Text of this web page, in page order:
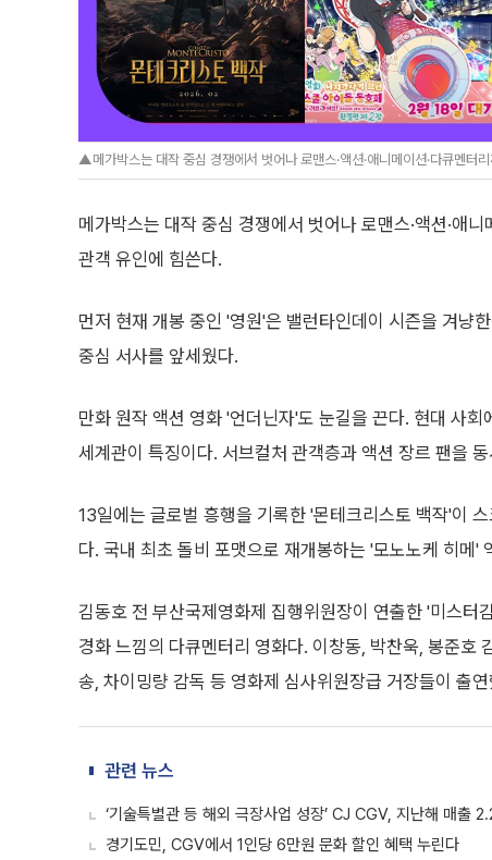
▲메가박스는 대작 중심 경쟁에서 벗어나 로맨스·액션·애니메이션·다큐멘
메가박스는 대작 중심 경쟁에서 벗어나 로맨스·액션·애
관객 유인에 힘쓴다.
먼저 현재 개봉 중인 '영원'은 밸런타인데이 시즌을 겨냥
중심 서사를 앞세웠다.
만화 원작 액션 영화 '언더닌자'도 눈길을 끈다. 현대 사
세계관이 특징이다. 서브컬처 관객층과 액션 장르 팬을
13일에는 글로벌 흥행을 기록한 '몬테크리스토 백작'이
다. 국내 최초 돌비 포맷으로 재개봉하는 '모노노케 히메'
김동호 전 부산국제영화제 집행위원장이 연출한 '미스터
경화 느낌의 다큐멘터리 영화다. 이창동, 박찬욱, 봉준호
송, 차이밍량 감독 등 영화제 심사위원장급 거장들이 출연
관련 뉴스
‘기술특별관 등 해외 극장사업 성장’ CJ CGV, 지난해 매출
경기도민, CGV에서 1인당 6만원 문화 할인 혜택 누린다